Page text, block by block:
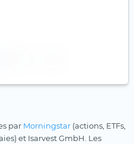
par Morningstar (actions, ETFs,
et Isarvest GmbH. Les